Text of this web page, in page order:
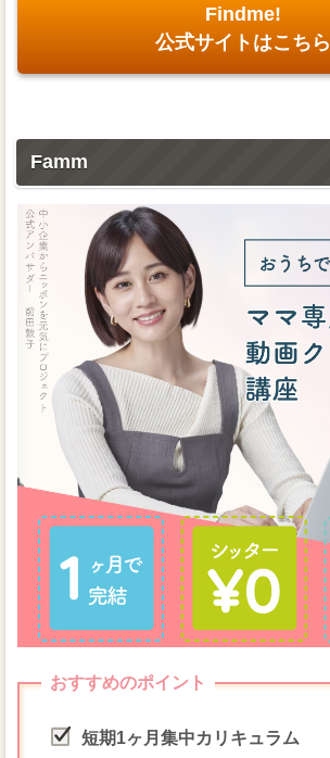
Findme!
公式サイトはこちら
Famm
おすすめのポイント
短期1ヶ月集中カリキュラム